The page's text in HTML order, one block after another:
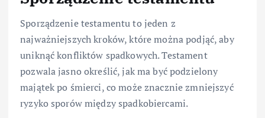
Sporządzenie testamentu to jeden z
najważniejszych kroków, które można podjąć, aby
uniknąć konfliktów spadkowych. Testament
pozwala jasno określić, jak ma być podzielony
majątek po śmierci, co może znacznie zmniejszyć
ryzyko sporów między spadkobiercami.